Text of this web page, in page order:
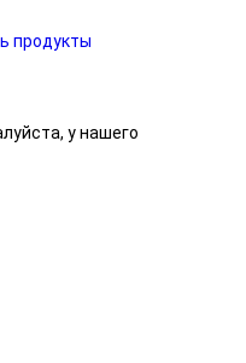
продукты
у нашего